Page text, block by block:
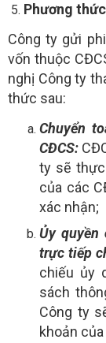
Phương
Công ty gửi
vốn thuộc
nghị Công ty
thức sau:
Chuyển
CĐCS:
ty sẽ
của các
xác nhận;
Ủy quyền
trực tiếp
chiếu ủy
sách
Công ty
khoản